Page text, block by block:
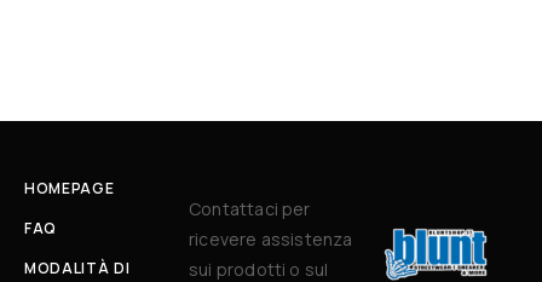
HOMEPAGE
FAQ
MODALITÀ DI
Contattaci per
ricevere assistenza
sui prodotti o sul